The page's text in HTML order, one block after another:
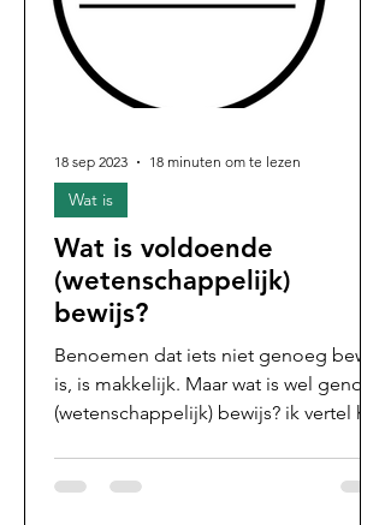
Wat is voldoende
(wetenschappelijk)
bewijs?
Benoemen dat iets niet genoeg bewijs
is, is makkelijk. Maar wat is wel genoeg
(wetenschappelijk) bewijs? ik vertel het
Wat is
18 sep 2023 18 minuten om te lezen